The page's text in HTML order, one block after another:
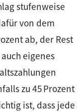
stufenweise
von dem
ab, der Rest
eigenes
zu 45 Prozent
ist, dass jede